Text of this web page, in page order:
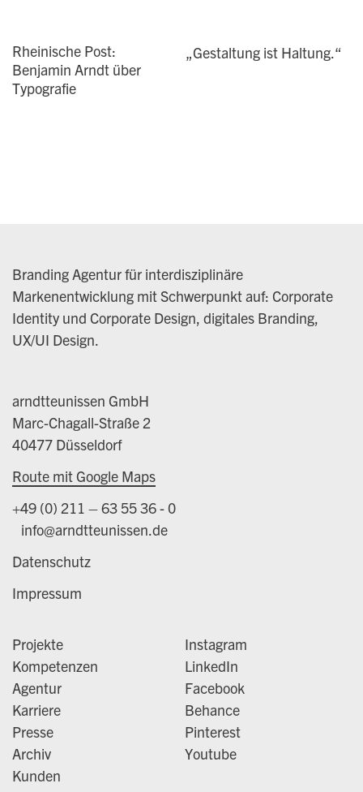
Rheinische Post:
Benjamin Arndt über
Typografie
„Gestaltung ist Haltung.“
Branding Agentur für interdisziplinäre
Markenentwicklung mit Schwerpunkt auf: Corporate
Identity und Corporate Design, digitales Branding,
UX/UI Design.
arndtteunissen GmbH
Marc-Chagall-Straße 2
40477 Düsseldorf
Route mit Google Maps
+49 (0) 211 – 63 55 36 - 0
info@arndtteunissen.de
Datenschutz
Impressum
Projekte
Kompetenzen
Agentur
Karriere
Presse
Archiv
Kunden
Instagram
LinkedIn
Facebook
Behance
Pinterest
Youtube